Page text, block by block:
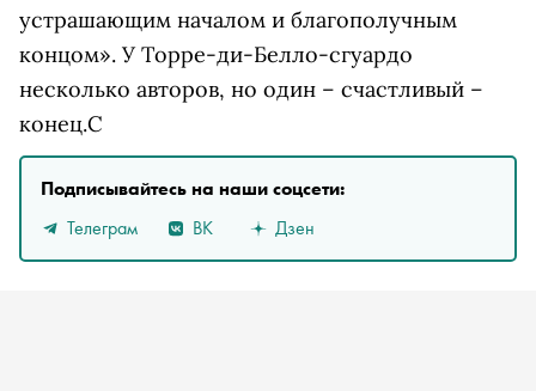
устрашающим началом и благополучным
концом». У Торре-ди-Белло-сгуардо
несколько авторов, но один – счастливый –
конец.С
Подписывайтесь на наши соцсети:
Телеграм
ВК Дзен